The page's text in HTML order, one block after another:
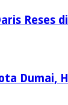
Reses
Dumai,